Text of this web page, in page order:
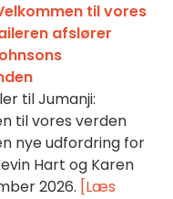
til vores
afslører
til Jumanji:
til vores verden
nye udfordring for
Hart og Karen
2026. [Læs